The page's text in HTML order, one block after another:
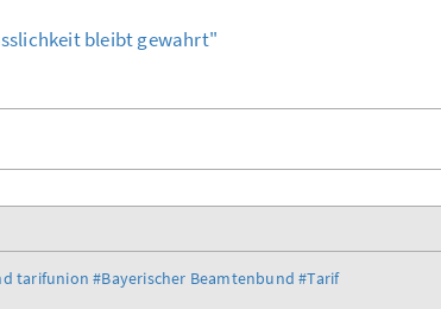
bleibt gewahrt"
tarifunion #Bayerischer Beamtenbund #Tarif